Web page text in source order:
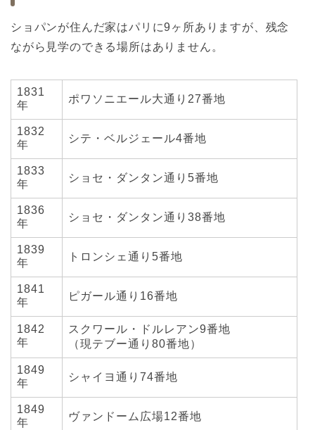
ショパンが住んだ家はパリに9ヶ所ありますが、残念
ながら見学のできる場所はありません。
1831
年
ポワソニエール大通り27番地
1832
年
シテ・ベルジェール4番地
1833
年
ショセ・ダンタン通り5番地
1836
年
ショセ・ダンタン通り38番地
1839
年
トロンシェ通り5番地
1841
年
ピガール通り16番地
1842
年
スクワール・ドルレアン9番地
（現テブー通り80番地）
1849
年
シャイヨ通り74番地
1849
年
ヴァンドーム広場12番地